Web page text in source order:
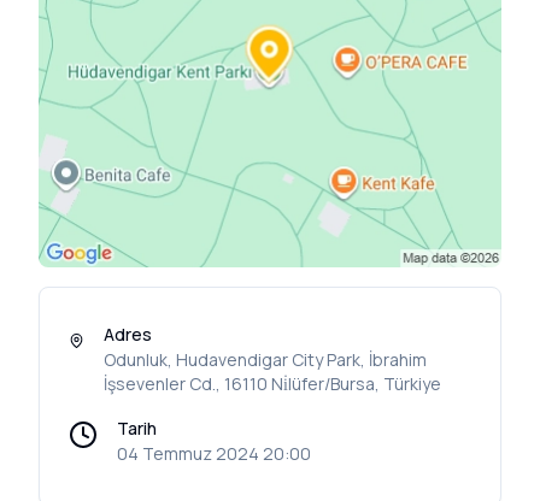
Adres
Odunluk, Hudavendigar City Park, İbrahim
İşsevenler Cd., 16110 Ni̇lüfer/Bursa, Türkiye
Tarih
04 Temmuz 2024 20:00